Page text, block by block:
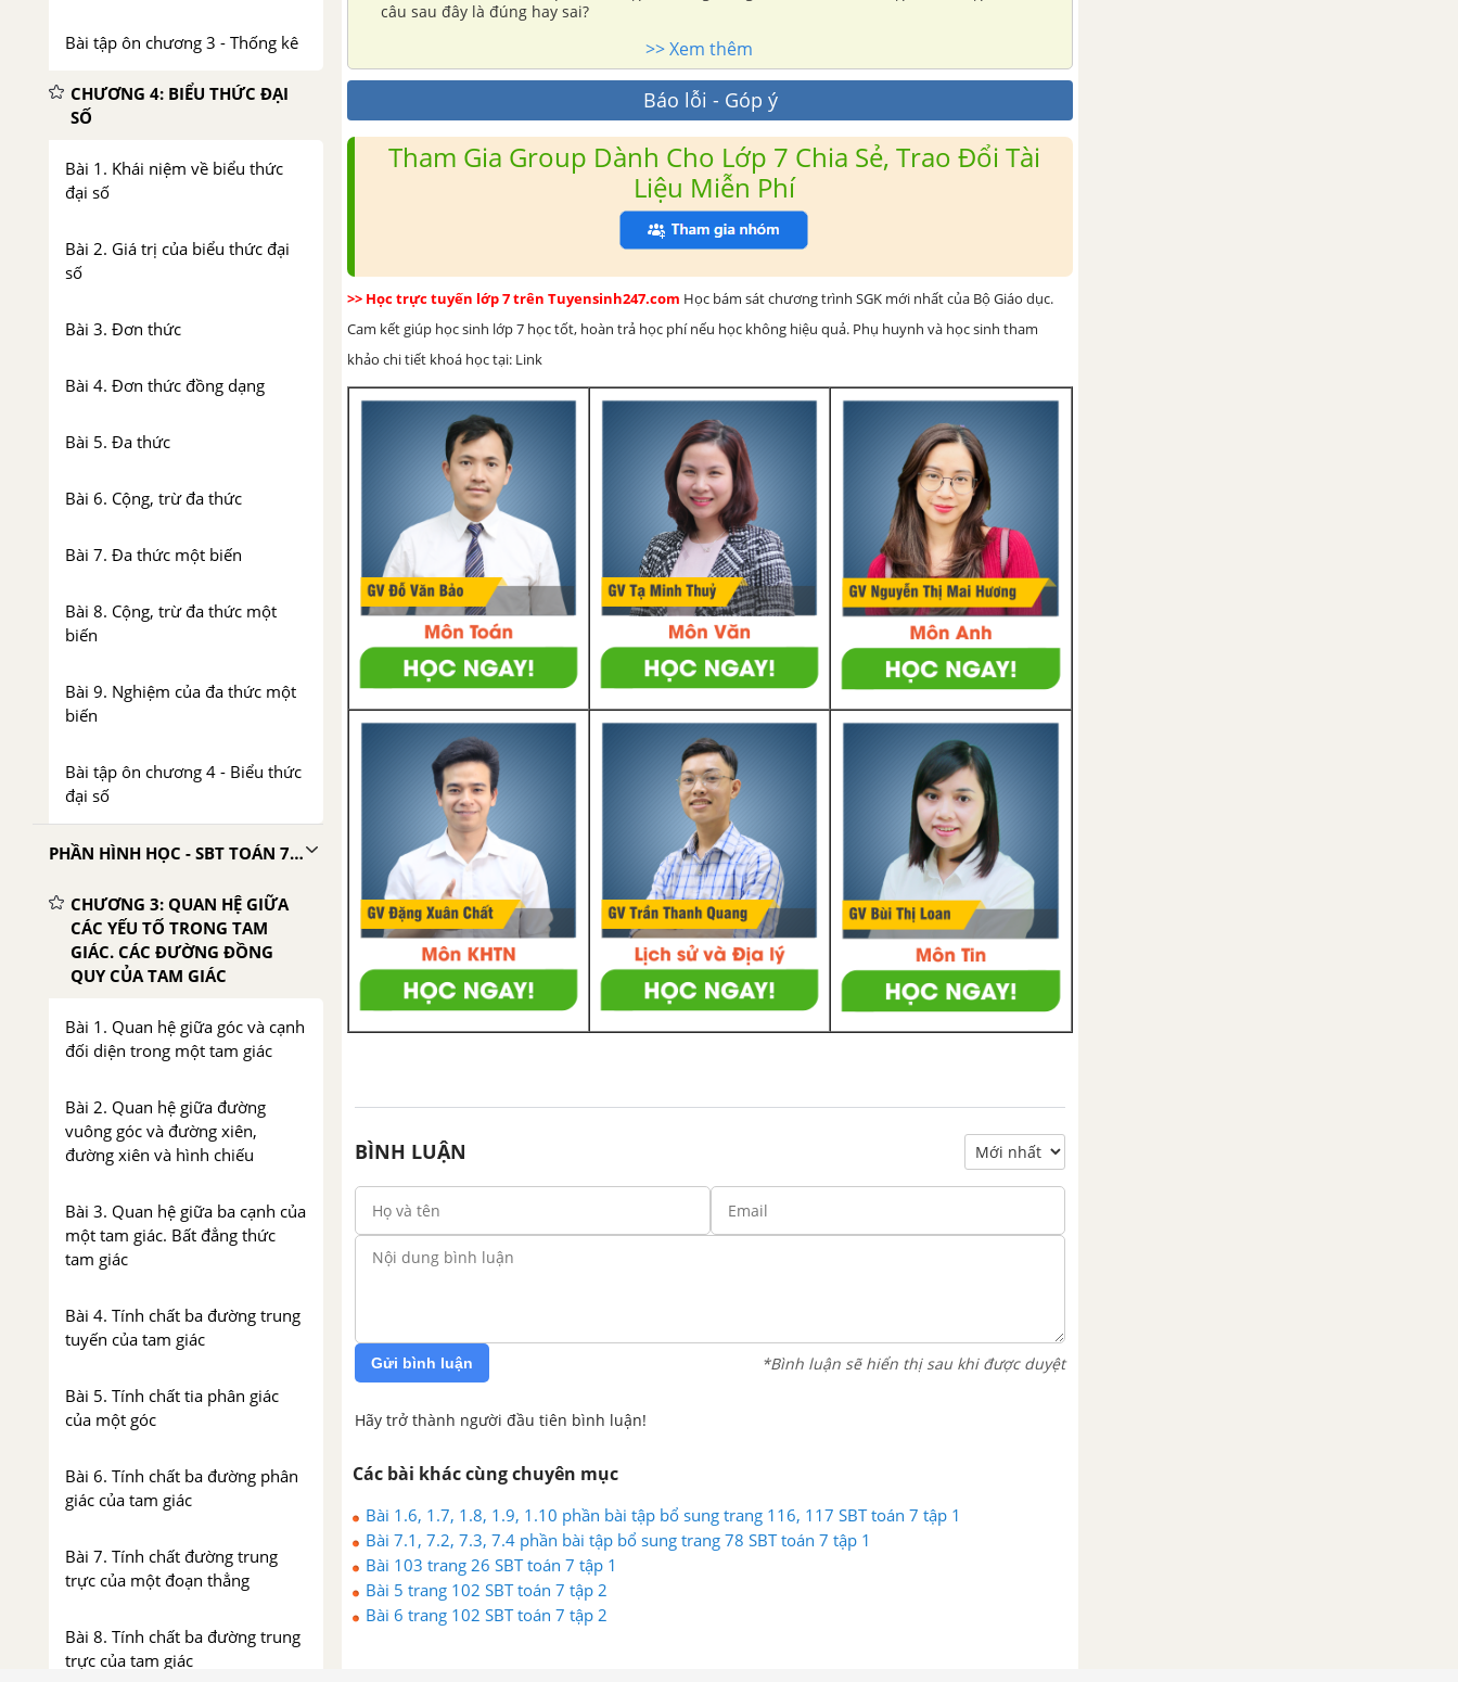
Bài tập ôn chương 3 - Thống kê
CHƯƠNG 4: BIỂU THỨC ĐẠI
SỐ
Bài 1. Khái niệm về biểu thức
đại số
Bài 2. Giá trị của biểu thức đại
số
Bài 3. Đơn thức
Bài 4. Đơn thức đồng dạng
Bài 5. Đa thức
Bài 6. Cộng, trừ đa thức
Bài 7. Đa thức một biến
Bài 8. Cộng, trừ đa thức một
biến
Bài 9. Nghiệm của đa thức một
biến
Bài tập ôn chương 4 - Biểu thức
đại số
PHẦN HÌNH HỌC - SBT TOÁN 7 TẬP 2
CHƯƠNG 3: QUAN HỆ GIỮA
CÁC YẾU TỐ TRONG TAM
GIÁC. CÁC ĐƯỜNG ĐỒNG
QUY CỦA TAM GIÁC
Bài 1. Quan hệ giữa góc và cạnh
đối diện trong một tam giác
Bài 2. Quan hệ giữa đường
vuông góc và đường xiên,
đường xiên và hình chiếu
Bài 3. Quan hệ giữa ba cạnh của
một tam giác. Bất đẳng thức
tam giác
Bài 4. Tính chất ba đường trung
tuyến của tam giác
Bài 5. Tính chất tia phân giác
của một góc
Bài 6. Tính chất ba đường phân
giác của tam giác
Bài 7. Tính chất đường trung
trực của một đoạn thẳng
Bài 8. Tính chất ba đường trung
trực của tam giác
câu sau đây là đúng hay sai?
>> Xem thêm
Báo lỗi - Góp ý
Tham Gia Group Dành Cho Lớp 7 Chia Sẻ, Trao Đổi Tài
Liệu Miễn Phí
>> Học trực tuyến lớp 7 trên Tuyensinh247.com Học bám sát chương trình SGK mới nhất của Bộ Giáo dục.
Cam kết giúp học sinh lớp 7 học tốt, hoàn trả học phí nếu học không hiệu quả. Phụ huynh và học sinh tham
khảo chi tiết khoá học tại: Link
BÌNH LUẬN
Gửi bình luận *Bình luận sẽ hiển thị sau khi được duyệt
Hãy trở thành người đầu tiên bình luận!
Các bài khác cùng chuyên mục
Bài 1.6, 1.7, 1.8, 1.9, 1.10 phần bài tập bổ sung trang 116, 117 SBT toán 7 tập 1
Bài 7.1, 7.2, 7.3, 7.4 phần bài tập bổ sung trang 78 SBT toán 7 tập 1
Bài 103 trang 26 SBT toán 7 tập 1
Bài 5 trang 102 SBT toán 7 tập 2
Bài 6 trang 102 SBT toán 7 tập 2